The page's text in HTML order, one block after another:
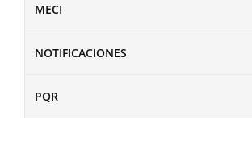
MECI
NOTIFICACIONES
PQR